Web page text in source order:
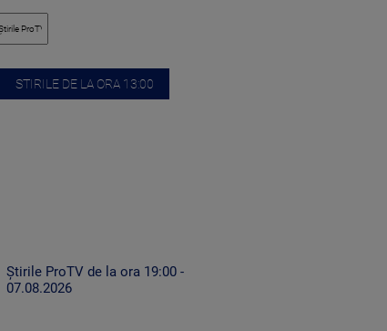
STIRILE DE LA ORA 13:00
Știrile ProTV de la ora 19:00 -
07.08.2026